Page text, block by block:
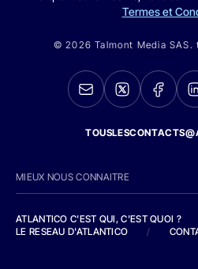
Termes et
© 2026 Talmont Media
MIEUX NOUS CONNAITRE
ATLANTICO C'EST QUI, C'EST QUOI ?
LE RESEAU D'ATLANTICO
/